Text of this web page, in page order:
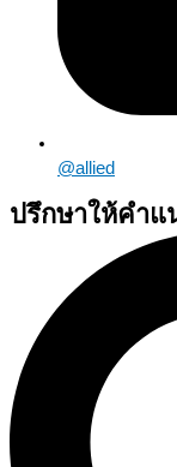
@allied
ปรึกษาให้คำแ